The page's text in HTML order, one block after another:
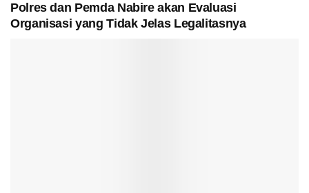
Polres dan Pemda Nabire akan Evaluasi
Organisasi yang Tidak Jelas Legalitasnya